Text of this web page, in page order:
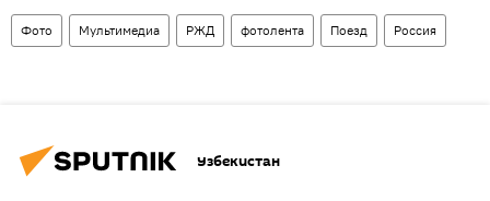
Фото Мультимедиа РЖД фотолента Поезд Россия
Узбекистан